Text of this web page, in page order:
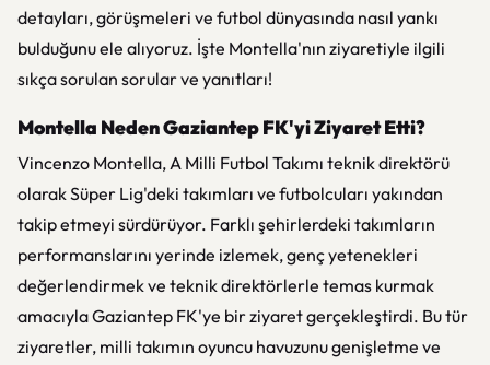
detayları, görüşmeleri ve futbol dünyasında nasıl yankı
bulduğunu ele alıyoruz. İşte Montella'nın ziyaretiyle ilgili
sıkça sorulan sorular ve yanıtları!
Montella Neden Gaziantep FK'yi Ziyaret Etti?
Vincenzo Montella, A Milli Futbol Takımı teknik direktörü
olarak Süper Lig'deki takımları ve futbolcuları yakından
takip etmeyi sürdürüyor. Farklı şehirlerdeki takımların
performanslarını yerinde izlemek, genç yetenekleri
değerlendirmek ve teknik direktörlerle temas kurmak
amacıyla Gaziantep FK'ye bir ziyaret gerçekleştirdi. Bu tür
ziyaretler, milli takımın oyuncu havuzunu genişletme ve